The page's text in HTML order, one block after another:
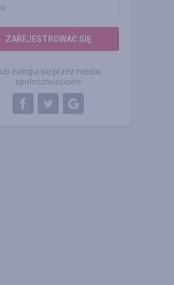
ZAREJESTROWAĆ SIĘ
Lub zaloguj się przez media
społecznościowe